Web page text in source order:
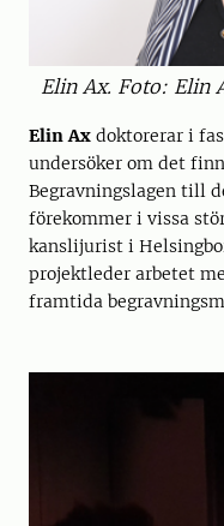
Elin Ax. Foto: Elin
Elin Ax doktorerar i
undersöker om det
Begravningslagen till
förekommer i vissa
kanslijurist i
projektleder arbetet
framtida